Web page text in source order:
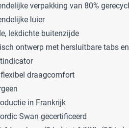
verpakking van 80%
luier
lekdichte buitenzijde
ontwerp met hersluitbare tabs
draagcomfort
in Frankrijk
Swan gecertificeerd